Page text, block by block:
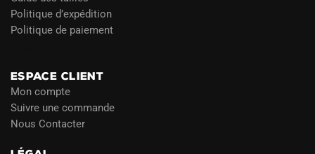
Politique d’expédition
Politique de paiement
ESPACE CLIENT
Mon compte
Suivre une commande
Nous Contacter